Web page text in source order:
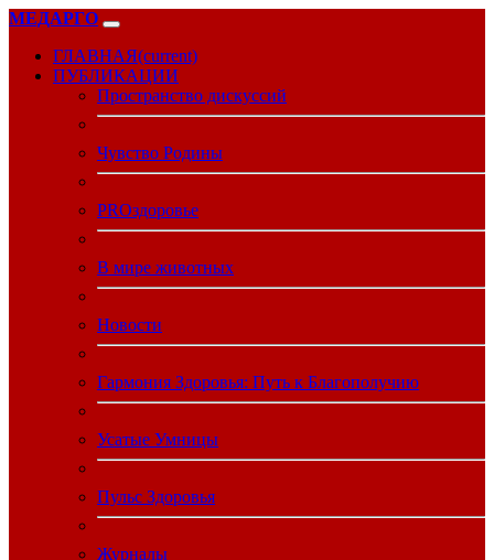
МЕДАРГО
ГЛАВНАЯ(current)
ПУБЛИКАЦИИ
Пространство дискуссий
Чувство Родины
PROздоровье
В мире животных
Новости
Гармония Здоровья: Путь к Благополучию
Усатые Умницы
Пульс Здоровья
Журналы